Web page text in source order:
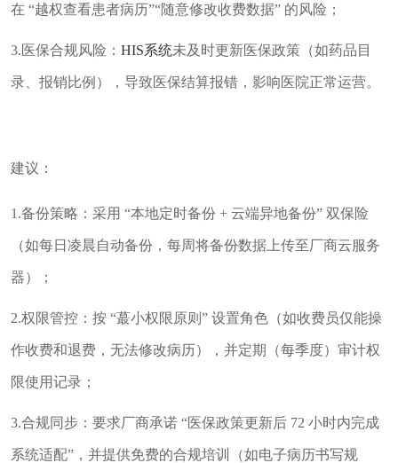
在 “越权查看患者病历”“随意修改收费数据” 的风险；
3.医保合规风险： HIS系统未及时更新医保政策（如药品目
录、报销比例），导致医保结算报错，影响医院正常运营。
建议：
1.备份策略：采用 “本地定时备份 + 云端异地备份” 双保险
（如每日凌晨自动备份，每周将备份数据上传至厂商云服务
器）；
2.权限管控：按 “蕞小权限原则” 设置角色（如收费员仅能操
作收费和退费，无法修改病历），并定期（每季度）审计权
限使用记录；
3.合规同步：要求厂商承诺 “医保政策更新后 72 小时内完成
系统适配”，并提供免费的合规培训（如电子病历书写规